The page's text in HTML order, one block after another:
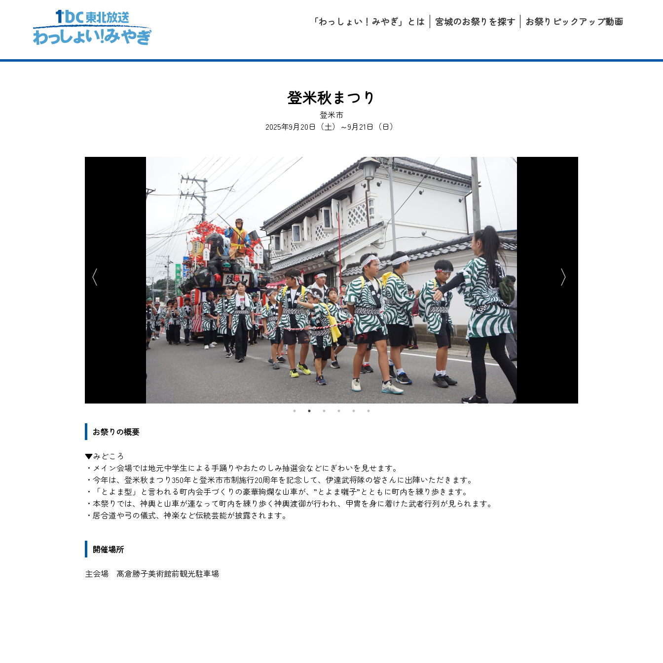
「わっしょい！みやぎ」とは 宮城のお祭りを探す お祭りピックアップ動画
登米秋まつり
登米市
2025年9月20日（土）～9月21日（日）
お祭りの概要
▼みどころ
・メイン会場では地元中学生による手踊りやおたのしみ抽選会などにぎわいを見せます。
・今年は、登米秋まつり350年と登米市市制施行20周年を記念して、伊達武将隊の皆さんに出陣いただきます。
・「とよま型」と言われる町内会手づくりの豪華絢爛な山車が、”とよま囃子”とともに町内を練り歩きます。
・本祭りでは、神輿と山車が連なって町内を練り歩く神輿渡御が行われ、甲冑を身に着けた武者行列が見られます。
・居合道や弓の儀式、神楽など伝統芸能が披露されます。
開催場所
主会場 髙倉勝子美術館前観光駐車場